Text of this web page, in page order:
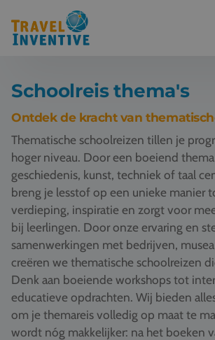
Bestemmingen
Schoolreis thema's
Voor docenten
Over ons
Een offerte aanvragen
Referenties
Vacatures
Schoolreis thema's
Ontdek de kracht van
Thematische schoolreizen tillen je
hoger niveau. Door een boeiend
geschiedenis, kunst, techniek of taal
breng je lesstof op een unieke manier
verdieping, inspiratie en zorgt voor
bij leerlingen. Door onze ervaring en
samenwerkingen met bedrijven,
creëren we thematische schoolreizen
Denk aan boeiende workshops tot
educatieve opdrachten. Wij bieden
om je themareis volledig op maat te
wordt nóg makkelijker: na het boeken